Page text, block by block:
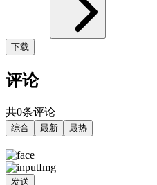
下载
评论
共0条评论
综合 最新 最热
发送